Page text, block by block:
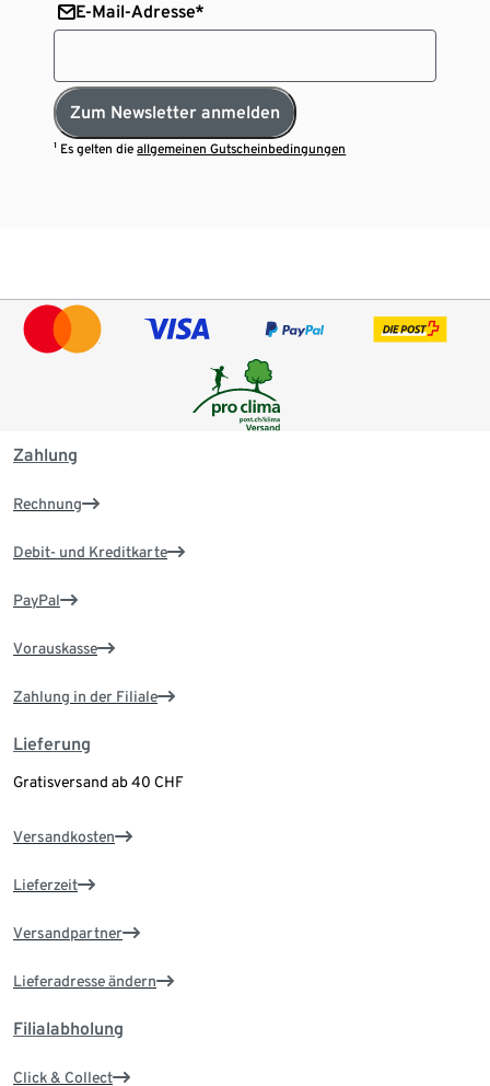
E-Mail-Adresse*
Zum Newsletter anmelden
¹ Es gelten dieallgemeinen Gutscheinbedingungen
Zahlung
Rechnung
Debit- und Kreditkarte
PayPal
Vorauskasse
Zahlung in der Filiale
Lieferung
Gratisversand ab 40 CHF
Versandkosten
Lieferzeit
Versandpartner
Lieferadresse ändern
Filialabholung
Click & Collect